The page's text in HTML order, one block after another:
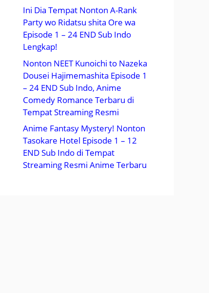
Ini Dia Tempat Nonton A-Rank
Party wo Ridatsu shita Ore wa
Episode 1 – 24 END Sub Indo
Lengkap!
Nonton NEET Kunoichi to Nazeka
Dousei Hajimemashita Episode 1
– 24 END Sub Indo, Anime
Comedy Romance Terbaru di
Tempat Streaming Resmi
Anime Fantasy Mystery! Nonton
Tasokare Hotel Episode 1 – 12
END Sub Indo di Tempat
Streaming Resmi Anime Terbaru